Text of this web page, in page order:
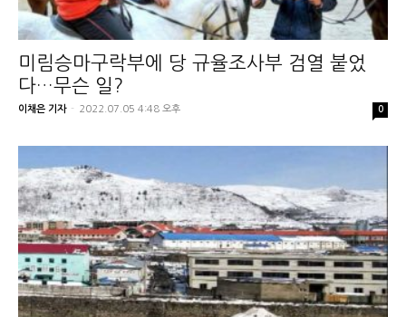
미림승마구락부에 당 규율조사부 검열 붙었
다…무슨 일?
이채은 기자 - 2022.07.05 4:48 오후 0